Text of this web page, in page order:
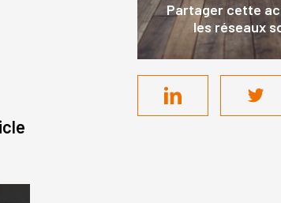
Partager cette
les réseaux